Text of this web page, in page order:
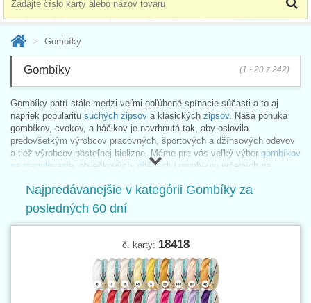
Gombíky
Gombíky (1 - 20 z 242)
Gombíky patrí stále medzi veľmi obľúbené spínacie súčasti a to aj
napriek popularitu suchých zipsov a klasických zipsov. Naša ponuka
gombíkov, cvokov, a háčikov je navrhnutá tak, aby oslovila
predovšetkým výrobcov pracovných, športových a džínsových odevov
a tiež výrobcov posteľnej bielizne. Máme pre vás veľký výber gombíkov
na manglovanie , obliečkových, nitěných i gombíkov určených na
nitovacích (cvokov), polyesterových,džínsovýchi kovových gombíkov
v rôznej veľkosti a povrchovej úprave.
žmýkanie, prípadne vyváranie).
Najpredávanejšie v kategórii Gombíky za
posledných 60 dní
č. karty: 18418